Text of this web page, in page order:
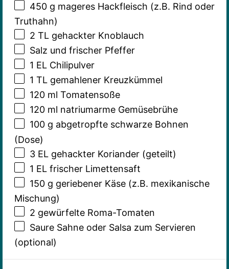
450 g mageres Hackfleisch (z.B. Rind oder
Truthahn)
2 TL gehackter Knoblauch
Salz und frischer Pfeffer
1 EL Chilipulver
1 TL gemahlener Kreuzkümmel
120ml Tomatensoße
120ml natriumarme Gemüsebrühe
100 g abgetropfte schwarze Bohnen
(Dose)
3EL gehackter Koriander (geteilt)
1 EL frischer Limettensaft
150 g geriebener Käse (z.B. mexikanische
Mischung)
2 gewürfelte Roma-Tomaten
Saure Sahne oder Salsa zum Servieren
(optional)